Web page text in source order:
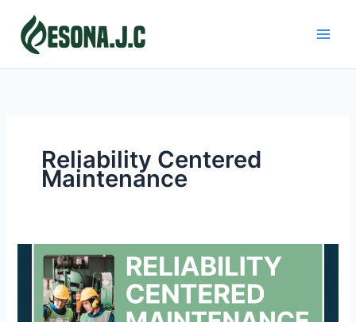
content
Reliability Centered
Maintenance
RELIABILITY
CENTERED
MAINTENANCE